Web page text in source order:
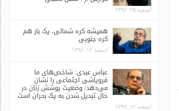
اسفند ۲۵, ۱۳۹۶
همیشه کره شمالی، یک بار هم
کره جنوبی
اسفند ۱۲, ۱۳۹۶
عباس عبدی: شاخص‌های ما
فروپاشی اجتماعی را نشان
می‌دهد/ وضعیت پوشش زنان در
حال تبدیل شدن به یک بحران است
اسفند ۱۲, ۱۳۹۶